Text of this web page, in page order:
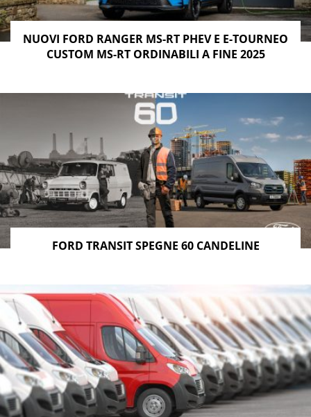
NUOVI FORD RANGER MS-RT PHEV E E-TOURNEO
CUSTOM MS-RT ORDINABILI A FINE 2025
FORD TRANSIT SPEGNE 60 CANDELINE